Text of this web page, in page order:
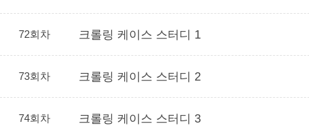
72회차 크롤링 케이스 스터디 1
73회차 크롤링 케이스 스터디 2
74회차 크롤링 케이스 스터디 3